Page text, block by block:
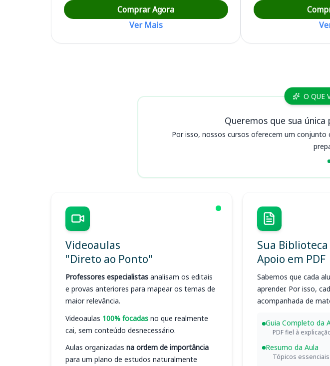
Comprar Agora
Ver Mais
O QUE
Queremos que sua única
Por isso, nossos cursos oferecem um
Videoaulas
"Direto ao Ponto"
Professores especialistas analisam os editais
e provas anteriores para mapear os temas de
maior relevância.
Videoaulas 100% focadas no que realmente
cai, sem conteúdo desnecessário.
Aulas organizadas na ordem de importância
para um plano de estudos naturalmente
Sua Biblioteca
Apoio em PDF
Sabemos que cada
aprender. Por isso,
acompanhada de
Guia Completo da
PDF fiel à
Resumo da Aula
Tópicos